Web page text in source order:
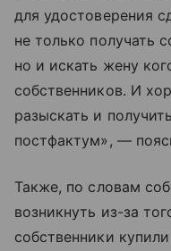
для удостоверения
не только получать
но и искать жену
собственников. И
разыскать и
постфактум», —
Также, по словам
возникнуть из-за
собственники